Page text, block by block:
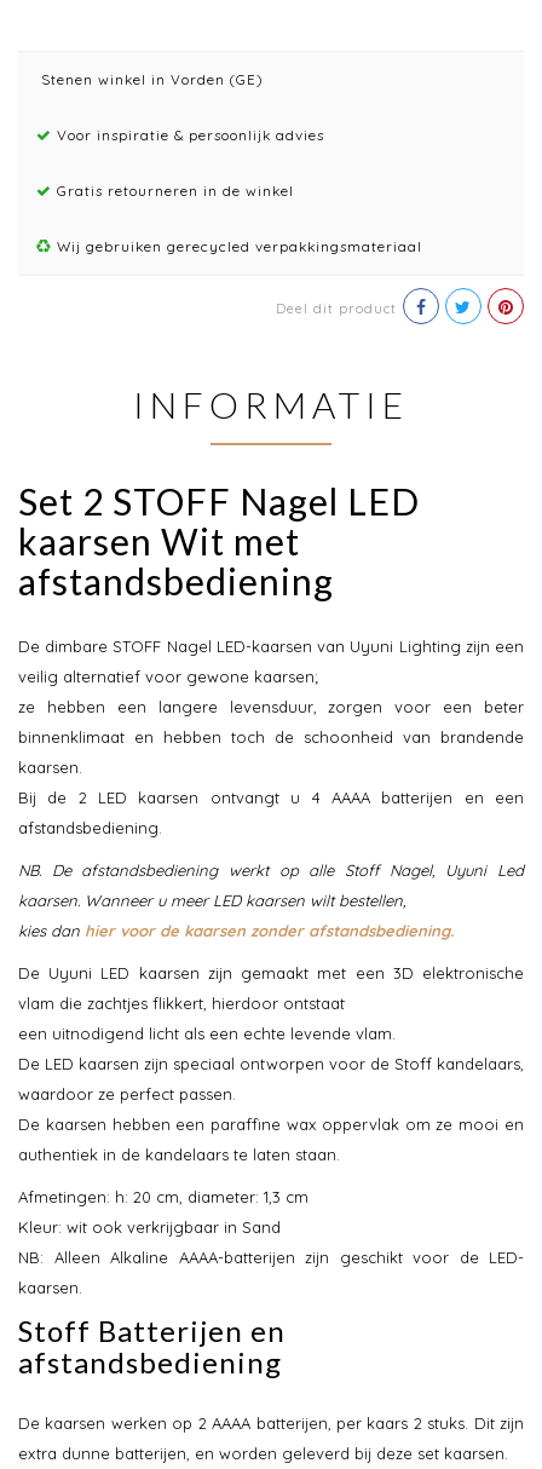
Stenen winkel in Vorden (GE)
Voor inspiratie & persoonlijk advies
Gratis retourneren in de winkel
Wij gebruiken gerecycled verpakkingsmateriaal
Deel dit product
INFORMATIE
Set 2 STOFF Nagel LED
kaarsen Wit met
afstandsbediening
De dimbare STOFF Nagel LED-kaarsen van Uyuni Lighting zijn een
veilig alternatief voor gewone kaarsen;
ze hebben een langere levensduur, zorgen voor een beter
binnenklimaat en hebben toch de schoonheid van brandende
kaarsen.
Bij de 2 LED kaarsen ontvangt u 4 AAAA batterijen en een
afstandsbediening.
NB. De afstandsbediening werkt op alle Stoff Nagel, Uyuni Led
kaarsen. Wanneer u meer LED kaarsen wilt bestellen,
kies dan hier voor de kaarsen zonder afstandsbediening.
De Uyuni LED kaarsen zijn gemaakt met een 3D elektronische
vlam die zachtjes flikkert, hierdoor ontstaat
een uitnodigend licht als een echte levende vlam.
De LED kaarsen zijn speciaal ontworpen voor de Stoff kandelaars,
waardoor ze perfect passen.
De kaarsen hebben een paraffine wax oppervlak om ze mooi en
authentiek in de kandelaars te laten staan.
Afmetingen: h: 20 cm, diameter: 1,3 cm
Kleur: wit ook verkrijgbaar in Sand
NB: Alleen Alkaline AAAA-batterijen zijn geschikt voor de LED-
kaarsen.
Stoff Batterijen en
afstandsbediening
De kaarsen werken op 2 AAAA batterijen, per kaars 2 stuks. Dit zijn
extra dunne batterijen, en worden geleverd bij deze set kaarsen.